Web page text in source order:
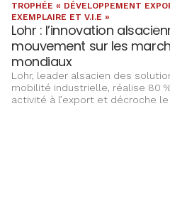
TROPHÉE « DÉVELOPPEMENT
EXEMPLAIRE ET V.I.E »
Lohr : l’innovation
mouvement sur les
mondiaux
Lohr, leader alsacien des
mobilité industrielle, réalise 80
activité à l’export et décroche le